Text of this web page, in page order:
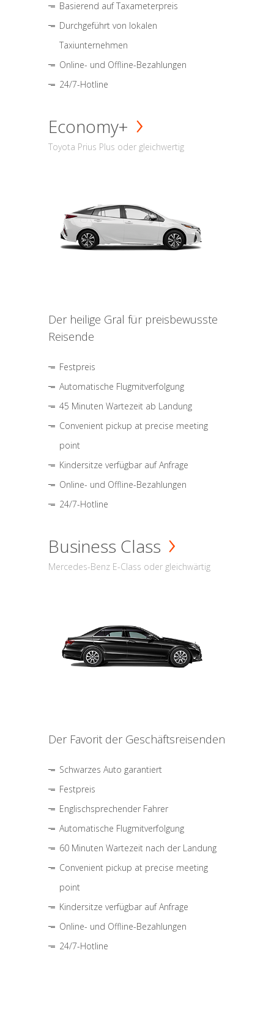
Basierend auf Taxameterpreis
Durchgeführt von lokalen
Taxiunternehmen
Online- und Offline-Bezahlungen
24/7-Hotline
Economy+
Toyota Prius Plus oder gleichwertig
Der heilige Gral für preisbewusste
Reisende
Festpreis
Automatische Flugmitverfolgung
45 Minuten Wartezeit ab Landung
Convenient pickup at precise meeting
point
Kindersitze verfügbar auf Anfrage
Online- und Offline-Bezahlungen
24/7-Hotline
Business Class
Mercedes-Benz E-Class oder gleichwärtig
Der Favorit der Geschäftsreisenden
Schwarzes Auto garantiert
Festpreis
Englischsprechender Fahrer
Automatische Flugmitverfolgung
60 Minuten Wartezeit nach der Landung
Convenient pickup at precise meeting
point
Kindersitze verfügbar auf Anfrage
Online- und Offline-Bezahlungen
24/7-Hotline